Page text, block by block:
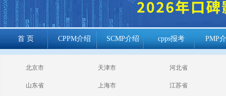
首 页 CPPM介绍 SCMP介绍 cpps报考 PMP
cppm报考常见
问题
北京市 天津市 河北省
山东省 上海市 江苏省